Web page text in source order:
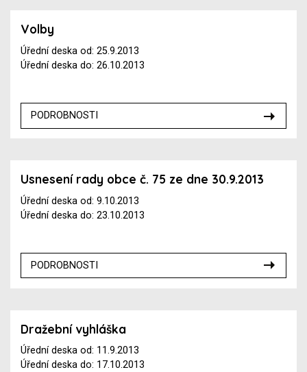
Volby
Úřední deska od: 25.9.2013
Úřední deska do: 26.10.2013
PODROBNOSTI
Usnesení rady obce č. 75 ze dne 30.9.2013
Úřední deska od: 9.10.2013
Úřední deska do: 23.10.2013
PODROBNOSTI
Dražební vyhláška
Úřední deska od: 11.9.2013
Úřední deska do: 17.10.2013